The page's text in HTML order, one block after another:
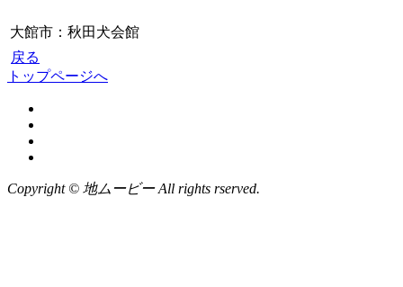
大館市：秋田犬会館
戻る
トップページへ
Copyright © 地ムービー All rights rserved.